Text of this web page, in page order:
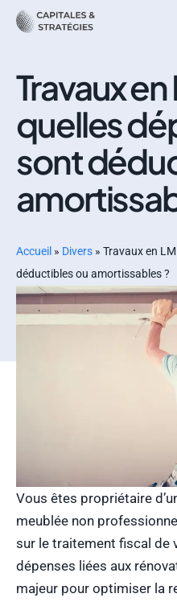
Travaux en
quelles
sont
Accueil » Divers » Travaux en
déductibles ou amortissables ?
Vous êtes propriétaire
meublée non
sur le traitement fiscal de
dépenses liées aux
majeur pour optimiser la